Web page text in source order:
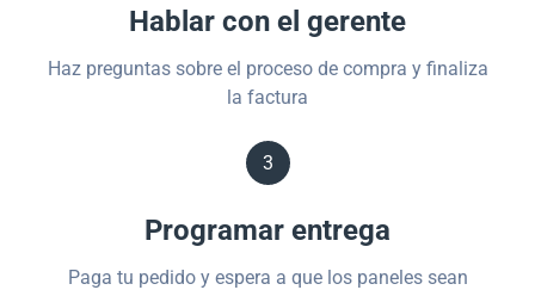
Hablar con el gerente
Haz preguntas sobre el proceso de compra y finaliza
la factura
3
Programar entrega
Paga tu pedido y espera a que los paneles sean